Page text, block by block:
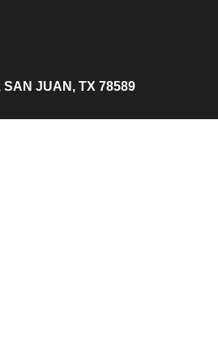
SAN JUAN, TX 78589